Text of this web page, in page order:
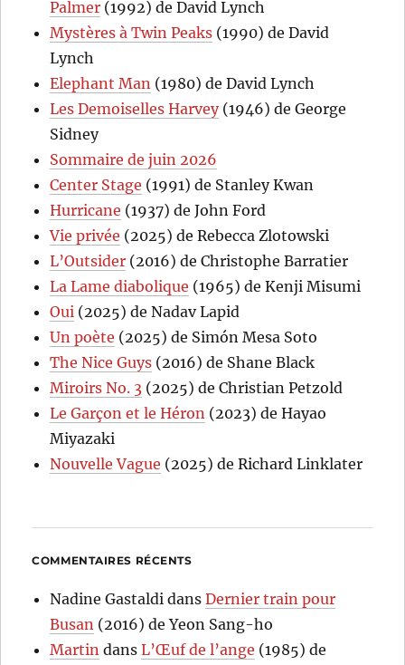
Palmer (1992) de David Lynch
Mystères à Twin Peaks (1990) de David
Lynch
Elephant Man (1980) de David Lynch
Les Demoiselles Harvey(1946) de George
Sidney
Sommaire de juin 2026
Center Stage (1991) de Stanley Kwan
Hurricane (1937) de John Ford
Vie privée (2025) de Rebecca Zlotowski
L’Outsider (2016) de Christophe Barratier
La Lame diabolique (1965) de Kenji Misumi
Oui (2025) de Nadav Lapid
Un poète (2025) de Simón Mesa Soto
The Nice Guys (2016) de Shane Black
Miroirs No. 3 (2025) de Christian Petzold
Le Garçon et le Héron (2023) de Hayao
Miyazaki
Nouvelle Vague (2025) de Richard Linklater
COMMENTAIRES RÉCENTS
Nadine Gastaldi dansDernier train pour
Busan (2016) de Yeon Sang-ho
Martin dansL’Œuf de l’ange (1985) de